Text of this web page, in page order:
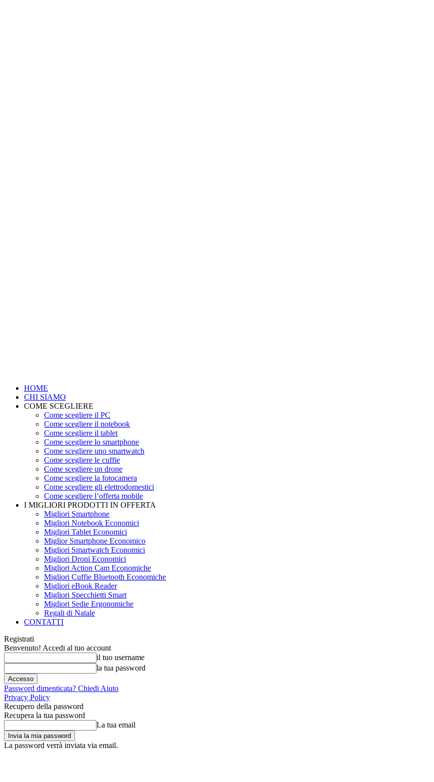
HOME
CHI SIAMO
COME SCEGLIERE
Come scegliere il PC
Come scegliere il notebook
Come scegliere il tablet
Come scegliere lo smartphone
Come scegliere uno smartwatch
Come scegliere le cuffie
Come scegliere un drone
Come scegliere la fotocamera
Come scegliere gli elettrodomestici
Come scegliere l’offerta mobile
I MIGLIORI PRODOTTI IN OFFERTA
Migliori Smartphone
Migliori Notebook Economici
Migliori Tablet Economici
Miglior Smartphone Economico
Migliori Smartwatch Economici
Migliori Droni Economici
Migliori Action Cam Economiche
Migliori Cuffie Bluetooth Economiche
Migliori eBook Reader
Migliori Specchietti Smart
Migliori Sedie Ergonomiche
Regali di Natale
CONTATTI
Registrati
Benvenuto! Accedi al tuo account
il tuo username
la tua password
Password dimenticata? Chiedi Aiuto
Privacy Policy
Recupero della password
Recupera la tua password
La tua email
La password verrà inviata via email.